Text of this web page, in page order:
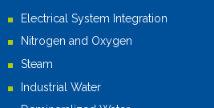
Electrical System Integration
Nitrogen and Oxygen
Steam
Industrial Water